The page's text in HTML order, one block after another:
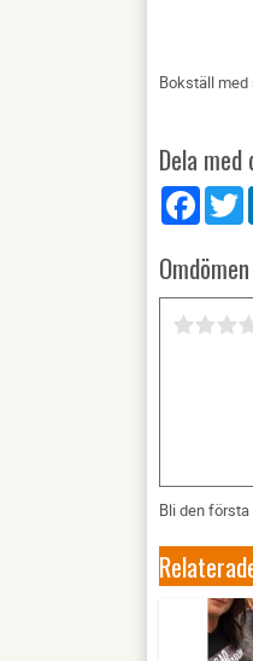
Bokställ
Dela med
Omdömen
Bli den